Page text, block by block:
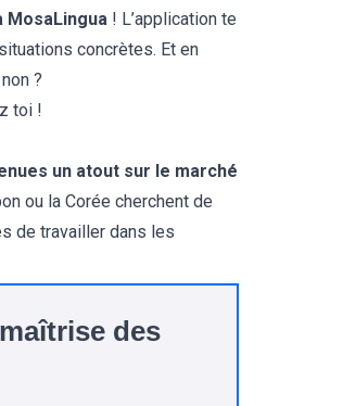
MosaLingua ! L’application te
concrètes. Et en
?
toi !
un atout sur le marché
ou la Corée cherchent de
de travailler dans les
des